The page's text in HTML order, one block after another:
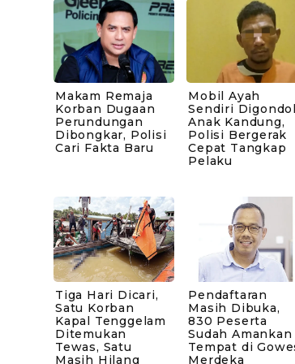
Makam Remaja
Korban Dugaan
Perundungan
Dibongkar, Polisi
Cari Fakta Baru
Mobil Ayah
Sendiri Digondol
Anak Kandung,
Polisi Bergerak
Cepat Tangkap
Pelaku
Tiga Hari Dicari,
Satu Korban
Kapal Tenggelam
Ditemukan
Tewas, Satu
Masih Hilang
Pendaftaran
Masih Dibuka,
830 Peserta
Sudah Amankan
Tempat di
Merdeka